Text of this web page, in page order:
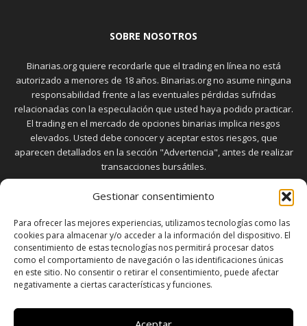
Gestionar consentimiento
Para ofrecer las mejores experiencias, utilizamos tecnologías como las
cookies para almacenar y/o acceder a la información del dispositivo. El
consentimiento de estas tecnologías nos permitirá procesar datos
como el comportamiento de navegación o las identificaciones únicas
en este sitio. No consentir o retirar el consentimiento, puede afectar
negativamente a ciertas características y funciones.
SOBRE NOSOTROS
Binarias.org quiere recordarle que el trading en línea no está
autorizado a menores de 18 años. Binarias.org no asume ninguna
responsabilidad frente a las eventuales pérdidas sufridas
relacionadas con la especulación que usted haya podido practicar.
El trading en el mercado de opciones binarias implica riesgos
elevados. Usted debe conocer y aceptar estos riesgos, que
aparecen detallados en la sección "Advertencia", antes de realizar
transacciones bursátiles.
SÍGUENOS
SOBRE NOSOTROS POLÍTICA DE PRIVACIDAD
CONTACTO
SITEMAP POLÍTICA DE COOKIES (UE)